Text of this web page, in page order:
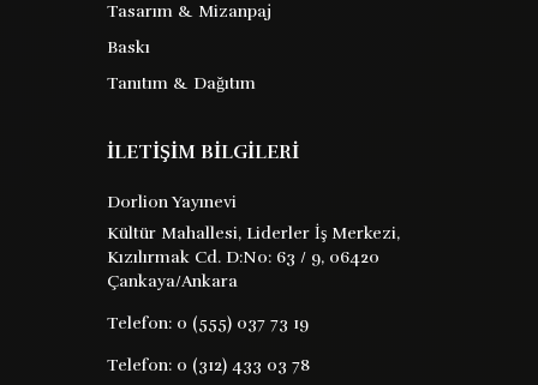
Aziz Hüdai Akdemir
Barkod :
9786254198489
Yayın Evi : XX
milli mücadelede atatürk ün İstanbul
İstihbarat Şefi emekli albay aziz hüdai
akdemir in birinci dünya savaşı sırasında
sina Çölü ve filistin cephelerinde
44 TL Satın Al
Tasarım & Mizanpaj
Baskı
Tanıtım & Dağıtım
İLETİŞİM BİLGİLERİ
Dorlion Yayınevi
Kültür Mahallesi, Liderler İş Merkezi,
Kızılırmak Cd. D:No: 63 / 9, 06420
Çankaya/Ankara
Telefon: 0 (555) 037 73 19
Telefon: 0 (312) 433 03 78